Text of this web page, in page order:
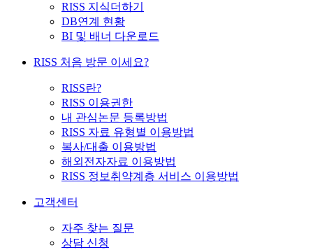
RISS 지식더하기
DB연계 현황
BI 및 배너 다운로드
RISS 처음 방문 이세요?
RISS란?
RISS 이용권한
내 관심논문 등록방법
RISS 자료 유형별 이용방법
복사/대출 이용방법
해외전자자료 이용방법
RISS 정보취약계층 서비스 이용방법
고객센터
자주 찾는 질문
상담 신청